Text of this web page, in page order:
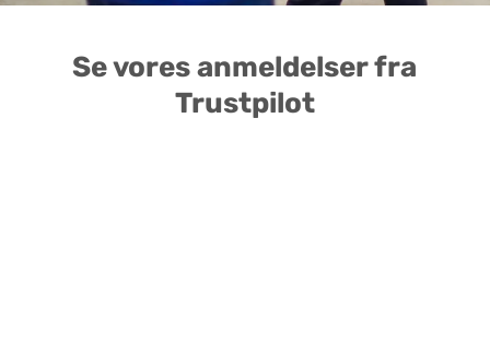
Se vores anmeldelser fra
Trustpilot